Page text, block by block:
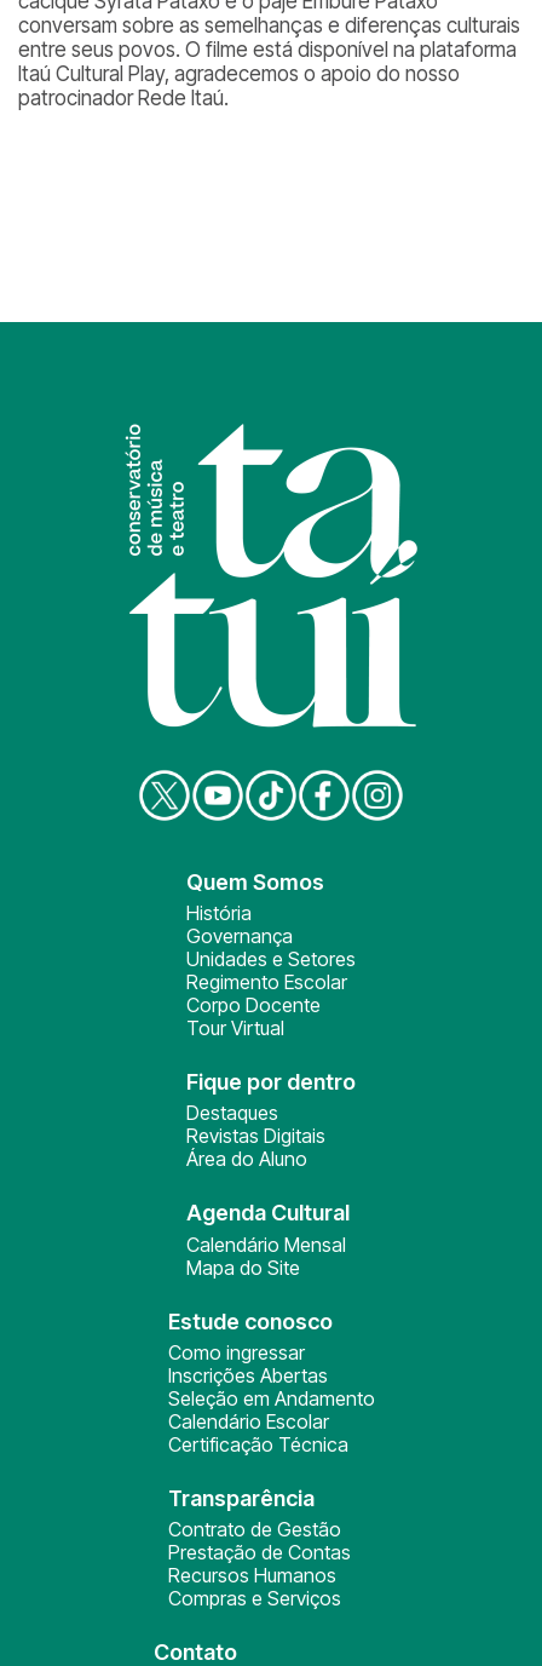
conversam sobre as semelhanças e diferenças culturais
entre seus povos. O filme está disponível na plataforma
Itaú Cultural Play, agradecemos o apoio do nosso
patrocinador Rede Itaú.
Quem Somos
História
Governança
Unidades e Setores
Regimento Escolar
Corpo Docente
Tour Virtual
Fique por dentro
Destaques
Revistas Digitais
Área do Aluno
Agenda Cultural
Calendário Mensal
Mapa do Site
Estude conosco
Como ingressar
Inscrições Abertas
Seleção em Andamento
Calendário Escolar
Certificação Técnica
Transparência
Contrato de Gestão
Prestação de Contas
Recursos Humanos
Compras e Serviços
Contato